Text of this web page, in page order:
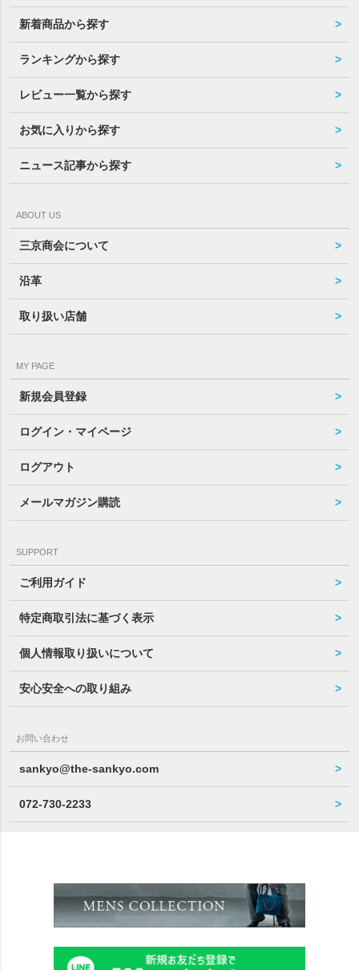
新着商品から探す
ランキングから探す
レビュー一覧から探す
お気に入りから探す
ニュース記事から探す
ABOUT US
三京商会について
沿革
取り扱い店舗
MY PAGE
新規会員登録
ログイン・マイページ
ログアウト
メールマガジン購読
SUPPORT
ご利用ガイド
特定商取引法に基づく表示
個人情報取り扱いについて
安心安全への取り組み
お問い合わせ
sankyo@the-sankyo.com
072-730-2233